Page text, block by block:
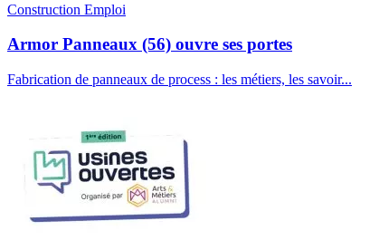
Construction Emploi
Armor Panneaux (56) ouvre ses portes
Fabrication de panneaux de process : les métiers, les savoir...